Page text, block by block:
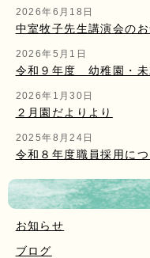
中室牧子先生講演会の
2026年6月18日
令和９年度 幼稚園・未
2026年5月1日
２月園だよりより
2026年1月30日
令和８年度職員採用につ
2025年8月24日
お知らせ
ブログ